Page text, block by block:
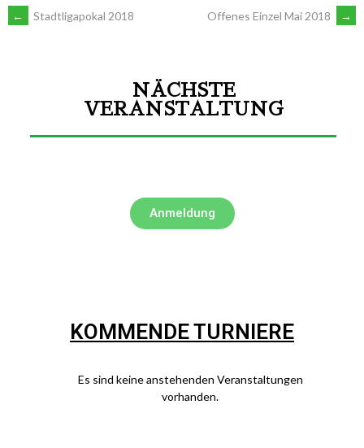
← Stadtligapokal 2018 Offenes Einzel Mai 2018 →
NÄCHSTE
VERANSTALTUNG
Anmeldung
KOMMENDE TURNIERE
Es sind keine anstehenden Veranstaltungen
vorhanden.